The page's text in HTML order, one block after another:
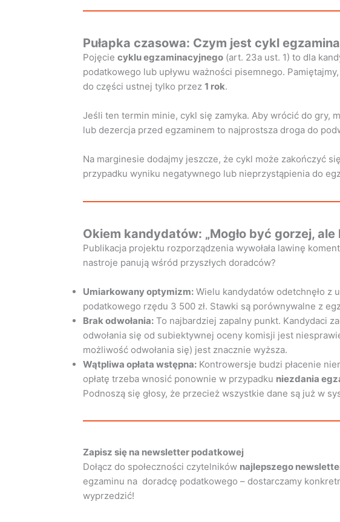
Pułapka czasowa: Czym jest cykl
Pojęcie cyklu egzaminacyjnego (art. 23a ust. 1) to dla
podatkowego lub upływu ważności pisemnego.
do części ustnej tylko przez 1 rok.
Jeśli ten termin minie, cykl się zamyka. Aby wrócić do gry,
lub dezercja przed egzaminem to najprostsza droga do
Na marginesie dodajmy jeszcze, że cykl może zakończyć
przypadku wyniku negatywnego lub nieprzystąpienia do
Okiem kandydatów: „Mogło być gorzej,
Publikacja projektu rozporządzenia wywołała lawinę
nastroje panują wśród przyszłych doradców?
Umiarkowany optymizm: Wielu kandydatów odetchnęło z
podatkowego rzędu 3 500 zł. Stawki są porównywalne z
Brak odwołania: To najbardziej zapalny punkt. Kandydaci
odwołania się od subiektywnej oceny komisji jest
możliwość odwołania się) jest znacznie wyższa.
Wątpliwa opłata wstępna: Kontrowersje budzi płacenie
opłatę trzeba wnosić ponownie w przypadku niezdania
Podnoszą się głosy, że przecież wszystkie dane są już w
Zapisz się na newsletter podatkowej
Dołącz do społeczności czytelników najlepszego
egzaminu na doradcę podatkowego – dostarczamy
wyprzedzić!